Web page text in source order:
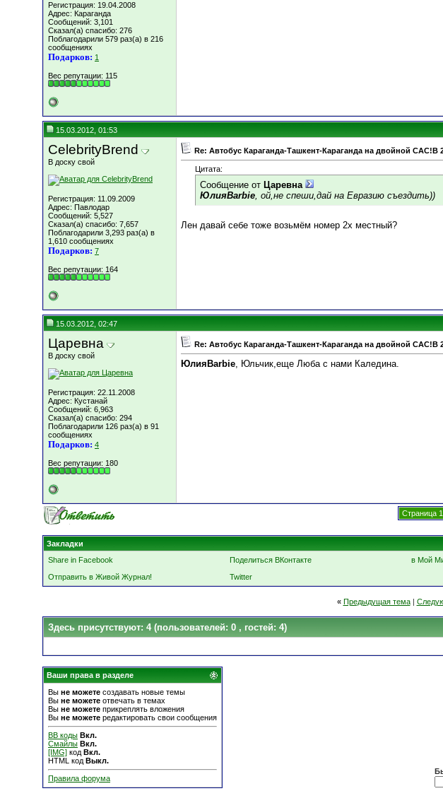
Регистрация: 19.04.2008
Адрес: Караганда
Сообщений: 3,101
Сказал(а) спасибо: 276
Поблагодарили 579 раз(а) в 216
сообщениях
Подарков: 1
Вес репутации: 115
15.03.2012, 01:53
CelebrityBrend
В доску свой
Регистрация: 11.09.2009
Адрес: Павлодар
Сообщений: 5,527
Сказал(а) спасибо: 7,657
Поблагодарили 3,293 раз(а) в
1,610 сообщениях
Подарков: 7
Вес репутации: 164
Re: Автобус Караганда-Ташкент-Караганда на двойной
Цитата:
Сообщение от Царевна
ЮлияBarbie, ой,не спеши,дай на Евразию съездить))
Лен давай себе тоже возьмём номер 2х местный?
15.03.2012, 02:47
Царевна
В доску свой
Регистрация: 22.11.2008
Адрес: Кустанай
Сообщений: 6,963
Сказал(а) спасибо: 294
Поблагодарили 126 раз(а) в 91
сообщениях
Подарков: 4
Вес репутации: 180
Re: Автобус Караганда-Ташкент-Караганда на двойной
ЮлияBarbie, Юльчик,еще Люба с нами Каледина.
Страница
Закладки
Share in Facebook
Поделиться ВКонтакте в Мой
Отправить в Живой Журнал!
Twitter
« Предыдущая тема|
Здесь присутствуют: 4 (пользователей: 0 , гостей: 4)
Ваши права в разделе
Вы не можете создавать новые темы
Вы не можете отвечать в темах
Вы не можете прикреплять вложения
Вы не можете редактировать свои сообщения
BB коды Вкл.
Смайлы Вкл.
[IMG] код Вкл.
HTML код Выкл.
Правила форума